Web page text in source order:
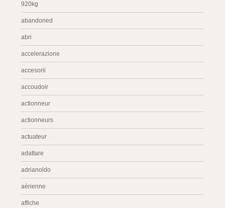
920kg
abandoned
abri
accelerazione
accesorii
accoudoir
actionneur
actionneurs
actuateur
adattare
adrianoldo
aérienne
affiche